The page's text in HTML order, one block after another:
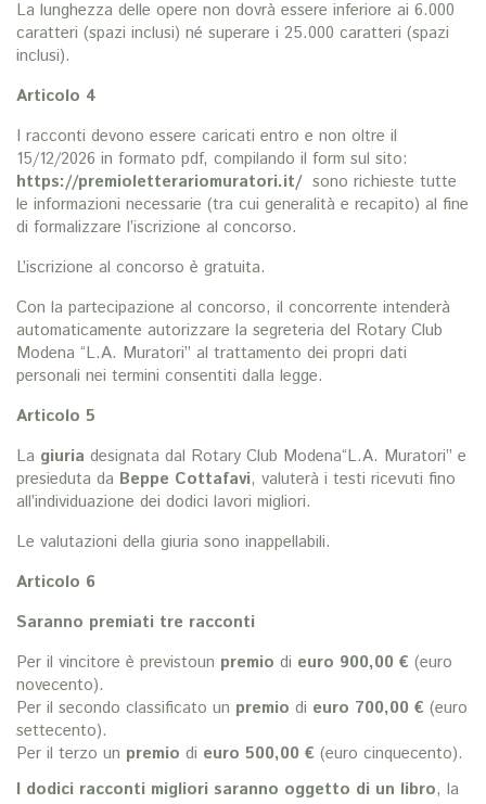
La lunghezza delle opere non dovrà essere inferiore ai 6.000
caratteri (spazi inclusi) né superare i 25.000 caratteri (spazi
inclusi).
Articolo 4
I racconti devono essere caricati entro e non oltre il
15/12/2026 in formato pdf, compilando il form sul sito:
https://premioletterariomuratori.it/ sono richieste tutte
le informazioni necessarie (tra cui generalità e recapito) al fine
di formalizzare l’iscrizione al concorso.
L’iscrizione al concorso è gratuita.
Con la partecipazione al concorso, il concorrente intenderà
automaticamente autorizzare la segreteria del Rotary Club
Modena “L.A. Muratori” al trattamento dei propri dati
personali nei termini consentiti dalla legge.
Articolo 5
La giuria designata dal Rotary Club Modena“L.A. Muratori” e
presieduta da Beppe Cottafavi, valuterà i testi ricevuti fino
all’individuazione dei dodici lavori migliori.
Le valutazioni della giuria sono inappellabili.
Articolo 6
Saranno premiati tre racconti
Per il vincitore è previstoun premio di euro 900,00 € (euro
novecento).
Per il secondo classificato un premio di euro 700,00 € (euro
settecento).
Per il terzo un premio di euro 500,00 € (euro cinquecento).
I dodici racconti migliori saranno oggetto di un libro, la